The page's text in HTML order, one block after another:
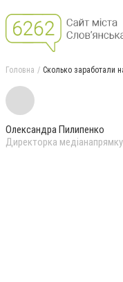
Головна Сколько заработали
Олександра Пилипенко
Директорка медіанапрямку